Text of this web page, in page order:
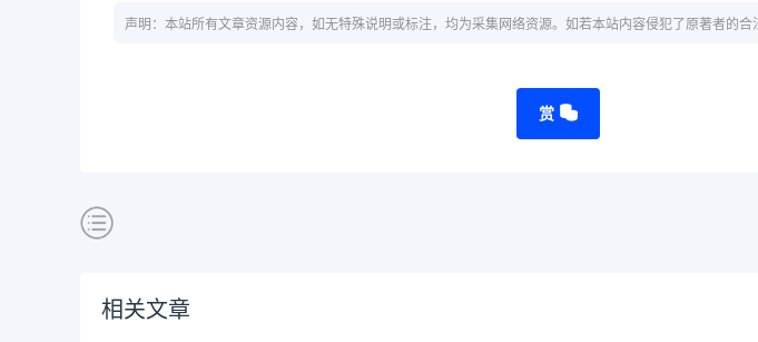
声明：本站所有文章资源内容，如无特殊说明或标注，均为采集网络资源。如若本站内容侵犯了原著者的合
赏
相关文章